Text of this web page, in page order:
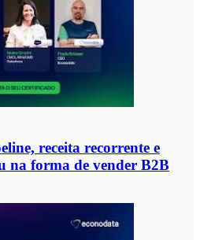
receita recorrente e
na forma de vender B2B